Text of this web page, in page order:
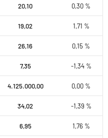
20,10 0,30 %
19,02 1,71 %
26,16 0,15 %
7,35 -1,34 %
4.125.000,00 0,00 %
34,02 -1,39 %
6,95 1,76 %